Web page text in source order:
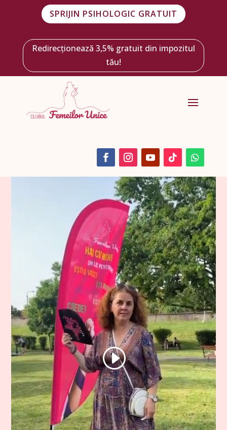
SPRIJIN PSIHOLOGIC GRATUIT
Redirecționează 3,5% gratuit din impozitul
tău!